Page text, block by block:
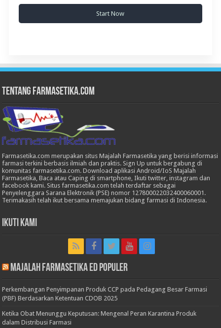
Start Now
Tentang Farmasetika.com
Farmasetika.com merupakan situs Majalah Farmasetika yang berisi informasi
farmasi terkini berbasis ilmiah dan praktis. Sign Up untuk bergabung di
komunitas farmasetika.com. Download aplikasi Android/IoS Majalah
Farmasetika, Baca atau Caping di smartphone, Ikuti twitter, instagram dan
facebook kami. Situs farmasetika.com telah terdaftar sebagai
Penyelenggara Sarana Elektronik (PSE) nomor 127800022032400060001.
Terimakasih telah ikut bersama memajukan bidang farmasi di Indonesia.
Ikuti Kami
Majalah Farmasetika Ed Populer
Perkembangan Penyimpanan Produk CCP pada Pedagang Besar Farmasi
(PBF) Berdasarkan Ketentuan CDOB 2025
Ketika Obat Menunggu Keputusan: Mengenal Peran Karantina Produk
dalam Distribusi Farmasi